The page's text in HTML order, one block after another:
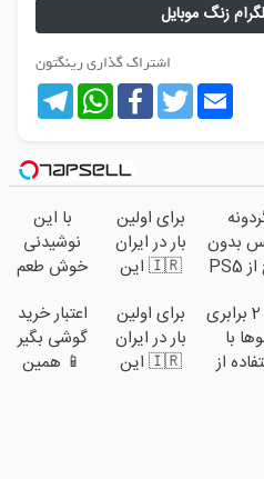
زنگ موبایل
اشتراک گذاری رینگتون
Telegram
WhatsAppFacebookTwitterEmail
بدون
پوچ از PS5
کوین
🔥
برای اولین
بار در ایران
🇮🇷 این
ترمیم کننده
23 روزه
ساخت!
با این
نوشیدنی
خوش طعم
لباس مورد
علاقتو بپوش
🧨 (60%
رشد 2 برابری
با
از
برای اولین
بار در ایران
🇮🇷 این
اعتبار خرید
گوشی بگیر
📱 همین